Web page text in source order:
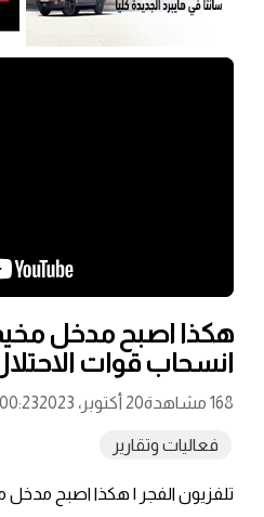
هكذا اصبح مدخل
انسحاب قوات
168 مشاهدة 20 أكتوبر، 2023
فعاليات وتقارير
تلفزيون الفجر | هكذا اصبح